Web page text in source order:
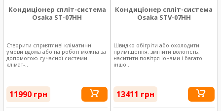
Кондиціонер спліт-система
Osaka ST-07HH
Створити сприятливі кліматичні
умови вдома або на роботі можна за
допомогою сучасної системи
клімат-..
11990 грн
Кондиціонер спліт-система
Osaka STV-07HH
Швидко обігріти або охолодити
приміщення, змінити вологість,
наситити повітря іонами і багато
іншо..
13411 грн